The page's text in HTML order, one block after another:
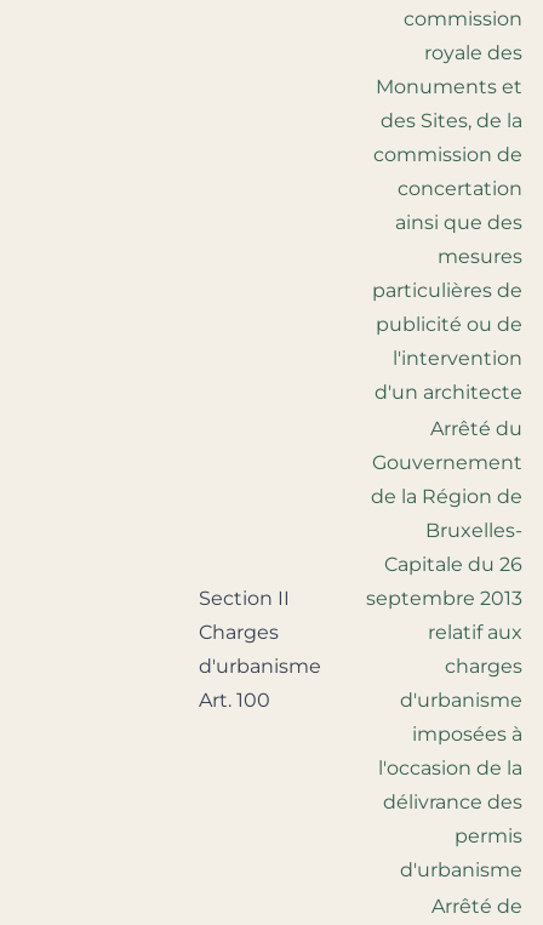
commission
royale des
Monuments et
des Sites, de la
commission de
concertation
ainsi que des
mesures
particulières de
publicité ou de
l'intervention
d'un architecte
Section II
Charges
d'urbanisme
Art. 100
Arrêté du
Gouvernement
de la Région de
Bruxelles-
Capitale du 26
septembre 2013
relatif aux
charges
d'urbanisme
imposées à
l'occasion de la
délivrance des
permis
d'urbanisme
Arrêté de